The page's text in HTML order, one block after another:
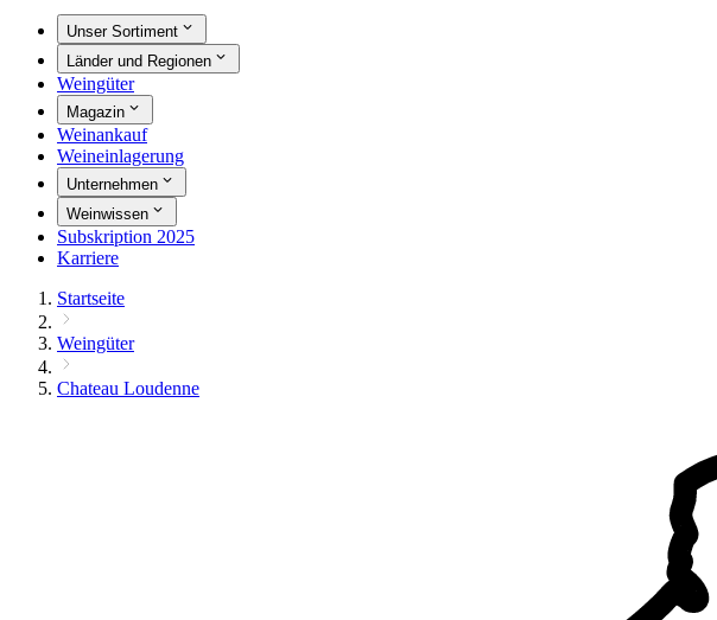
Unser Sortiment
Länder und Regionen
Weingüter
Magazin
Weinankauf
Weineinlagerung
Unternehmen
Weinwissen
Subskription 2025
Karriere
Startseite
Weingüter
Chateau Loudenne